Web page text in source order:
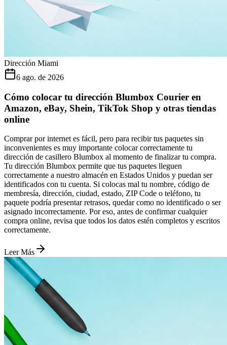
Dirección Miami
6 ago. de 2026
Cómo colocar tu dirección Blumbox Courier en
Amazon, eBay, Shein, TikTok Shop y otras tiendas
online
Comprar por internet es fácil, pero para recibir tus paquetes sin
inconvenientes es muy importante colocar correctamente tu
dirección de casillero Blumbox al momento de finalizar tu compra.
Tu dirección Blumbox permite que tus paquetes lleguen
correctamente a nuestro almacén en Estados Unidos y puedan ser
identificados con tu cuenta. Si colocas mal tu nombre, código de
membresía, dirección, ciudad, estado, ZIP Code o teléfono, tu
paquete podría presentar retrasos, quedar como no identificado o ser
asignado incorrectamente. Por eso, antes de confirmar cualquier
compra online, revisa que todos los datos estén completos y escritos
correctamente.
Leer Más